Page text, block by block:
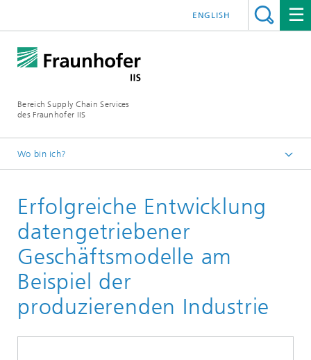
Bereich Supply Chain Services
des Fraunhofer IIS
ENGLISH
Wo bin ich?
Publikationen
Studien und White Paper
Erfolgreiche Entwicklung
datengetriebener
Geschäftsmodelle am
Beispiel der
produzierenden Industrie